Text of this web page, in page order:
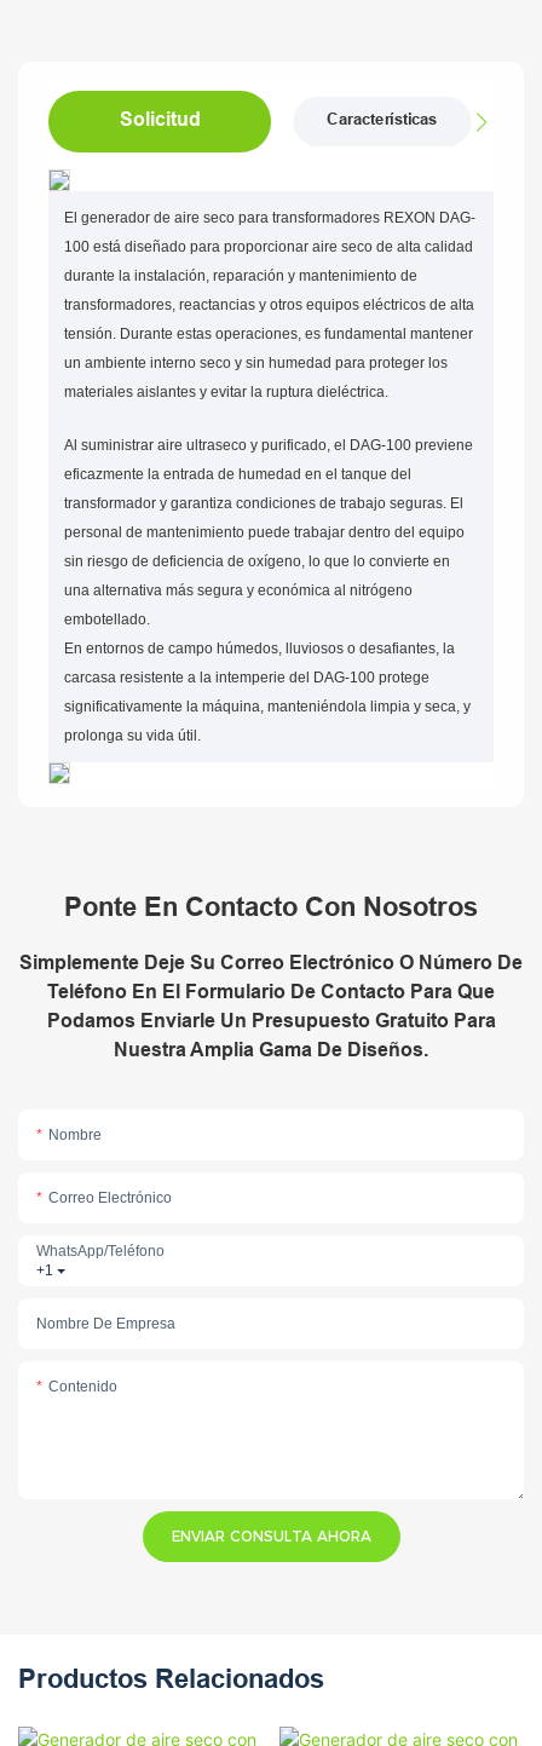
Solicitud Características
El generador de aire seco para transformadores REXON DAG-
100 está diseñado para proporcionar aire seco de alta calidad
durante la instalación, reparación y mantenimiento de
transformadores, reactancias y otros equipos eléctricos de alta
tensión. Durante estas operaciones, es fundamental mantener
un ambiente interno seco y sin humedad para proteger los
materiales aislantes y evitar la ruptura dieléctrica.
Al suministrar aire ultraseco y purificado, el DAG-100 previene
eficazmente la entrada de humedad en el tanque del
transformador y garantiza condiciones de trabajo seguras. El
personal de mantenimiento puede trabajar dentro del equipo
sin riesgo de deficiencia de oxígeno, lo que lo convierte en
una alternativa más segura y económica al nitrógeno
embotellado.
En entornos de campo húmedos, lluviosos o desafiantes, la
carcasa resistente a la intemperie del DAG-100 protege
significativamente la máquina, manteniéndola limpia y seca, y
prolonga su vida útil.
Ponte En Contacto Con Nosotros
Simplemente Deje Su Correo Electrónico O Número De
Teléfono En El Formulario De Contacto Para Que
Podamos Enviarle Un Presupuesto Gratuito Para
Nuestra Amplia Gama De Diseños.
Nombre
Correo Electrónico
+1
WhatsApp/teléfono
Nombre De Empresa
Contenido
ENVIAR CONSULTA AHORA
Productos Relacionados